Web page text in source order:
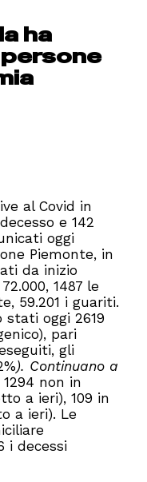
ha
al Covid in
e 142
oggi
Piemonte, in
da inizio
1487 le
59.201 i guariti.
stati oggi 2619
pari
gli
). Continuano a
1294 non in
a ieri), 109 in
a ieri). Le
i decessi